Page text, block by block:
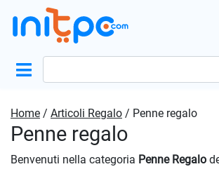
Home / Articoli Regalo / Penne regalo
Penne regalo
Benvenuti nella categoria Penne Regalo